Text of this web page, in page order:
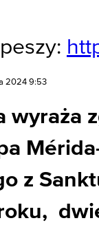
2024 9:53
wyraża
z